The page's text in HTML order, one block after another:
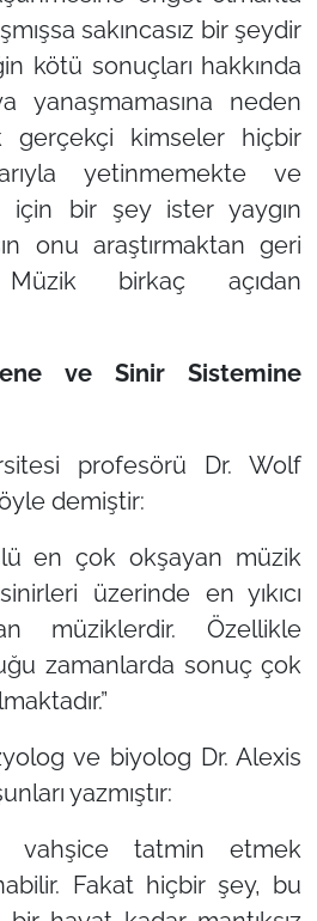
sakıncasız bir şeydir
kötü sonuçları hakkında
yanaşmamasına neden
gerçekçi kimseler hiçbir
yetinmemekte ve
için bir şey ister yaygın
onu araştırmaktan geri
Müzik birkaç açıdan
ve Sinir Sistemine
profesörü Dr. Wolf
demiştir:
en çok okşayan müzik
üzerinde en yıkıcı
müziklerdir. Özellikle
zamanlarda sonuç çok
ve biyolog Dr. Alexis
yazmıştır:
vahşice tatmin etmek
Fakat hiçbir şey, bu